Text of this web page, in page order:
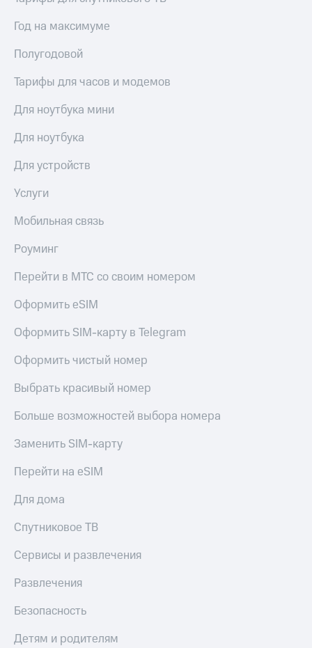
Год на максимуме
Полугодовой
Тарифы для часов и модемов
Для ноутбука мини
Для ноутбука
Для устройств
Услуги
Мобильная связь
Роуминг
Перейти в МТС со своим номером
Оформить eSIM
Оформить SIM-карту в Telegram
Оформить чистый номер
Выбрать красивый номер
Больше возможностей выбора номера
Заменить SIM-карту
Перейти на eSIM
Для дома
Спутниковое ТВ
Сервисы и развлечения
Развлечения
Безопасность
Детям и родителям